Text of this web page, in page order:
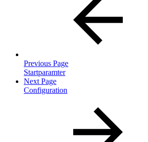
Previous Page
Startparamter
Next Page
Configuration